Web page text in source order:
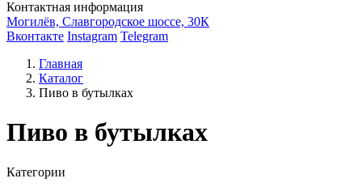
Контактная информация
Могилёв, Славгородское шоссе, 30К
Вконтакте Instagram Telegram
Главная
Каталог
Пиво в бутылках
Пиво в бутылках
Категории